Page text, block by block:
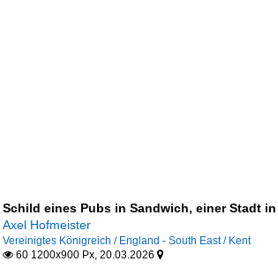
Schild eines Pubs in Sandwich, einer Stadt
Axel Hofmeister
Vereinigtes Königreich / England - South East / Kent
60 1200x900 Px, 20.03.2026 